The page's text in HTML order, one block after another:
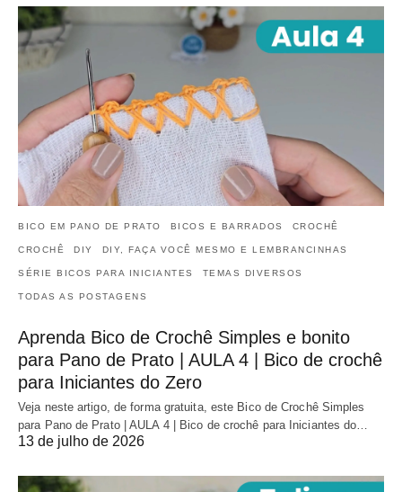
BICO EM PANO DE PRATO BICOS E BARRADOS CROCHÊ
CROCHÊ DIY DIY, FAÇA VOCÊ MESMO E LEMBRANCINHAS
SÉRIE BICOS PARA INICIANTES TEMAS DIVERSOS
TODAS AS POSTAGENS
Aprenda Bico de Crochê Simples e bonito
para Pano de Prato | AULA 4 | Bico de crochê
para Iniciantes do Zero
Veja neste artigo, de forma gratuita, este Bico de Crochê Simples
para Pano de Prato | AULA 4 | Bico de crochê para Iniciantes do…
13 de julho de 2026